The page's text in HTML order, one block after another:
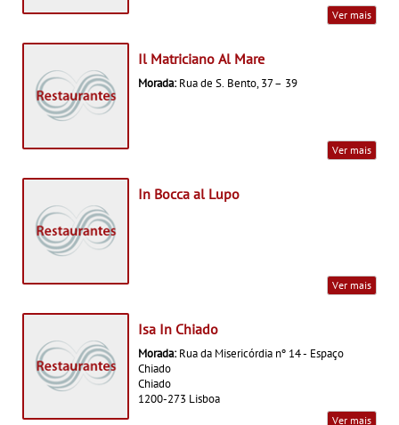
Ver mais
Il Matriciano Al Mare
Morada: Rua de S. Bento, 37 – 39
Ver mais
In Bocca al Lupo
Ver mais
Isa In Chiado
Morada: Rua da Misericórdia nº 14 - Espaço
Chiado
Chiado
1200-273 Lisboa
Ver mais